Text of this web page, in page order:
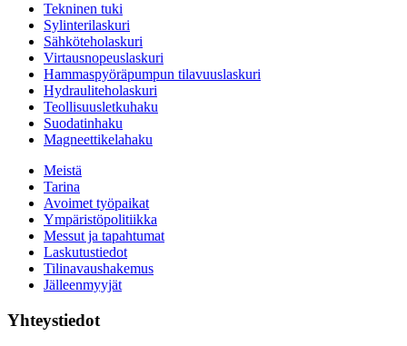
Tekninen tuki
Sylinterilaskuri
Sähköteholaskuri
Virtausnopeuslaskuri
Hammaspyöräpumpun tilavuuslaskuri
Hydrauliteholaskuri
Teollisuusletkuhaku
Suodatinhaku
Magneettikelahaku
Meistä
Tarina
Avoimet työpaikat
Ympäristöpolitiikka
Messut ja tapahtumat
Laskutustiedot
Tilinavaushakemus
Jälleenmyyjät
Yhteystiedot